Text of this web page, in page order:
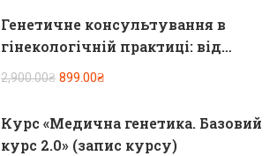
Генетичне консультування в
гінекологічній практиці: від
пренатального скринінгу до
2,900.00₴ 899.00₴
Курс «Медична генетика. Базовий
курс 2.0» (запис курсу)